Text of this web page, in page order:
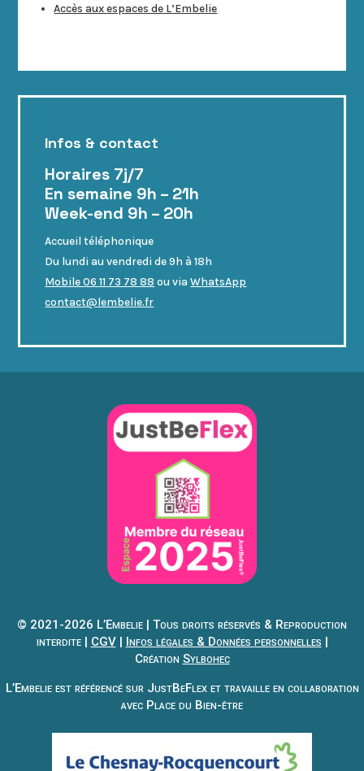
Accès aux espaces de L’Embelie
Infos & contact
Horaires 7j/7
En semaine 9h – 21h
Week-end 9h – 20h
Accueil téléphonique
Du lundi au vendredi de 9h à 18h
Mobile 06 11 73 78 88 ou viaWhatsApp
contact@lembelie.fr
© 2021-2026 L’Embelie | Tous droits réservés & Reproduction
interdite | CGV| Infos légales & Données personnelles |
Création Sylbohec
L’Embelie est référencé sur JustBeFlex et travaille en collaboration
avec Place du Bien-être